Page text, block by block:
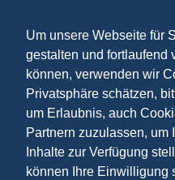
Um unsere Webseite für
gestalten und fortlaufend
können, verwenden wir
Privatsphäre schätzen,
um Erlaubnis, auch
Partnern zuzulassen, um
Inhalte zur Verfügung
können Ihre Einwilligung
News
SECRET INVESTORS –
mit Prof. Kollmann